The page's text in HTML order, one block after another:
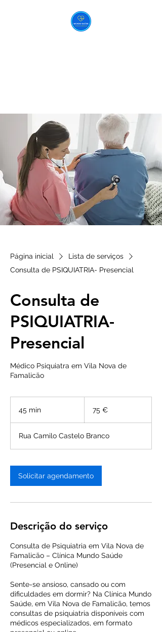
Página inicial
Lista de serviços
Consulta de PSIQUIATRIA- Presencial
Consulta de
PSIQUIATRIA-
Presencial
Médico Psiquiatra em Vila Nova de
Famalicão
45 min
i
n
75 €
Rua Camilo Castelo Branco
Solicitar agendamento
Descrição do serviço
Consulta de Psiquiatria em Vila Nova de
Famalicão – Clínica Mundo Saúde
(Presencial e Online)
Sente-se ansioso, cansado ou com
dificuldades em dormir? Na Clínica Mundo
Saúde, em Vila Nova de Famalicão, temos
consultas de psiquiatria disponíveis com
médicos especializados, em formato